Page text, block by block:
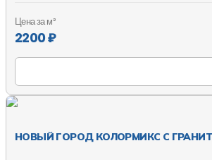
Цена за м²
2200 ₽
НОВЫЙ ГОРОД КОЛОРМИКС С